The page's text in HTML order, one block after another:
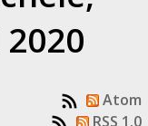
Atom
RSS 1.0